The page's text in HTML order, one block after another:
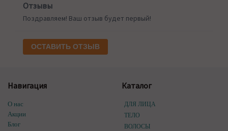
Отзывы
Поздравляем! Ваш отзыв будет первый!
ОСТАВИТЬ ОТЗЫВ
Навигация
О нас
Акции
Блог
Каталог
ДЛЯ ЛИЦА
ТЕЛО
ВОЛОСЫ